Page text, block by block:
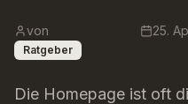
Standorte
Kontakt
von 25.
Ratgeber
Die Homepage ist oft